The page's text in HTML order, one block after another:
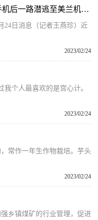
天天热点评！男子在三亚站盗窃手机后一路潜逃至美兰机场 起飞前一刻被抓
24日消息（记者王燕珍）近
2023/02/24
个人最喜欢的是宫心计。
2023/02/24
常作一年生作物栽培。芋头
2023/02/24
乡镇煤矿的行业管理，促进